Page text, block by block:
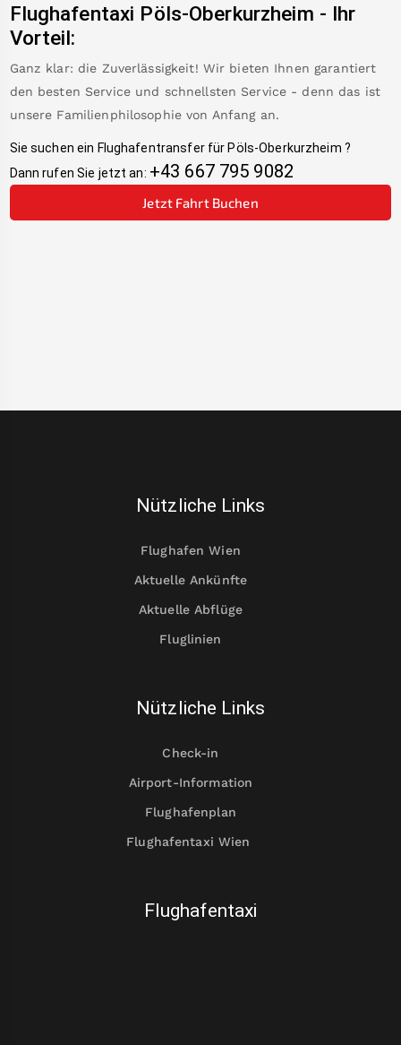
Flughafentaxi Pöls-Oberkurzheim - Ihr
Vorteil:
Ganz klar: die Zuverlässigkeit! Wir bieten Ihnen garantiert
den besten Service und schnellsten Service - denn das ist
unsere Familienphilosophie von Anfang an.
Sie suchen ein Flughafentransfer für Pöls-Oberkurzheim ?
Dann rufen Sie jetzt an: +43 667 795 9082
Jetzt Fahrt Buchen
Nützliche Links
Flughafen Wien
Aktuelle Ankünfte
Aktuelle Abflüge
Fluglinien
Nützliche Links
Check-in
Airport-Information
Flughafenplan
Flughafentaxi Wien
Flughafentaxi